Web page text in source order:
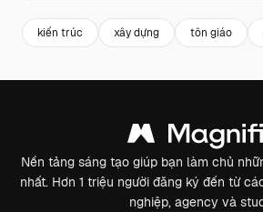
kiến trúc xây dựng tôn giáo
Nền tảng sáng tạo giúp bạn làm chủ
nhất. Hơn 1 triệu người đăng ký đến từ
nghiệp, agency và